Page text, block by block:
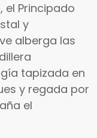
el Principado
y
alberga las
tapizada en
y regada por
el